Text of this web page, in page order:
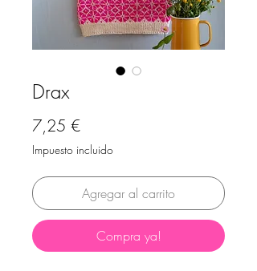
Drax
7,25 €Precio
Impuesto incluido
Agregar al carrito
Compra ya!